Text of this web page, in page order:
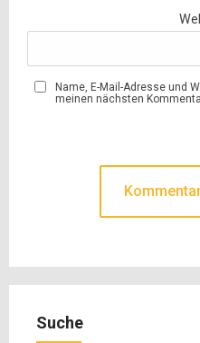
Name, E-Mail-Adresse und
meinen nächsten
Suche